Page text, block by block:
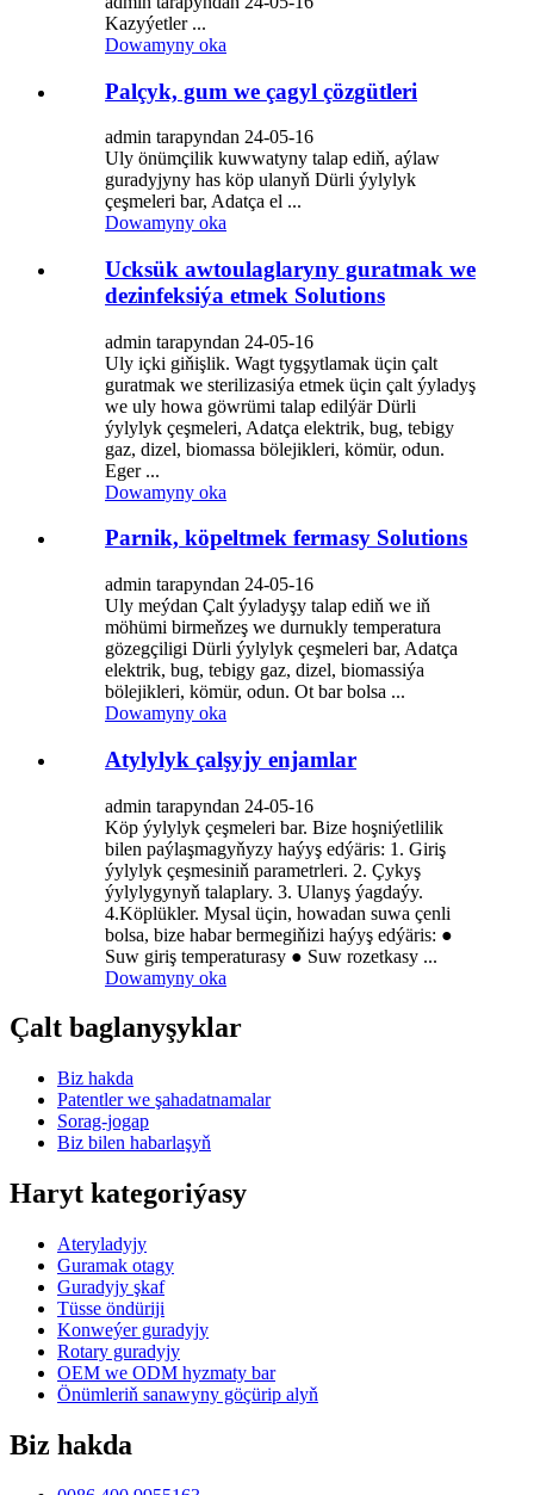
Kazyýetler ...
Dowamyny oka
Palçyk, gum we çagyl çözgütleri
admin tarapyndan 24-05-16
Uly önümçilik kuwwatyny talap ediň, aýlaw
guradyjyny has köp ulanyň Dürli ýylylyk
çeşmeleri bar, Adatça el ...
Dowamyny oka
Ucksük awtoulaglaryny guratmak we
dezinfeksiýa etmek Solutions
admin tarapyndan 24-05-16
Uly içki giňişlik. Wagt tygşytlamak üçin çalt
guratmak we sterilizasiýa etmek üçin çalt ýyladyş
we uly howa göwrümi talap edilýär Dürli
ýylylyk çeşmeleri, Adatça elektrik, bug, tebigy
gaz, dizel, biomassa bölejikleri, kömür, odun.
Eger ...
Dowamyny oka
Parnik, köpeltmek fermasy Solutions
admin tarapyndan 24-05-16
Uly meýdan Çalt ýyladyşy talap ediň we iň
möhümi birmeňzeş we durnukly temperatura
gözegçiligi Dürli ýylylyk çeşmeleri bar, Adatça
elektrik, bug, tebigy gaz, dizel, biomassiýa
bölejikleri, kömür, odun. Ot bar bolsa ...
Dowamyny oka
Atylylyk çalşyjy enjamlar
admin tarapyndan 24-05-16
Köp ýylylyk çeşmeleri bar. Bize hoşniýetlilik
bilen paýlaşmagyňyzy haýyş edýäris: 1. Giriş
ýylylyk çeşmesiniň parametrleri. 2. Çykyş
ýylylygynyň talaplary. 3. Ulanyş ýagdaýy.
4.Köplükler. Mysal üçin, howadan suwa çenli
bolsa, bize habar bermegiňizi haýyş edýäris: ●
Suw giriş temperaturasy ● Suw rozetkasy ...
Dowamyny oka
Çalt baglanyşyklar
Biz hakda
Patentler we şahadatnamalar
Sorag-jogap
Biz bilen habarlaşyň
Haryt kategoriýasy
Ateryladyjy
Guramak otagy
Guradyjy şkaf
Tüsse öndüriji
Konweýer guradyjy
Rotary guradyjy
OEM we ODM hyzmaty bar
Önümleriň sanawyny göçürip alyň
Biz hakda